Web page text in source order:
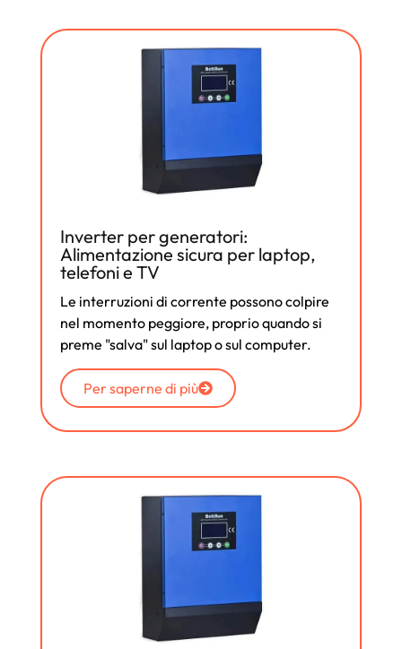
Inverter per generatori:
Alimentazione sicura per laptop,
telefoni e TV
Le interruzioni di corrente possono colpire
nel momento peggiore, proprio quando si
preme "salva" sul laptop o sul computer.
Per saperne di più